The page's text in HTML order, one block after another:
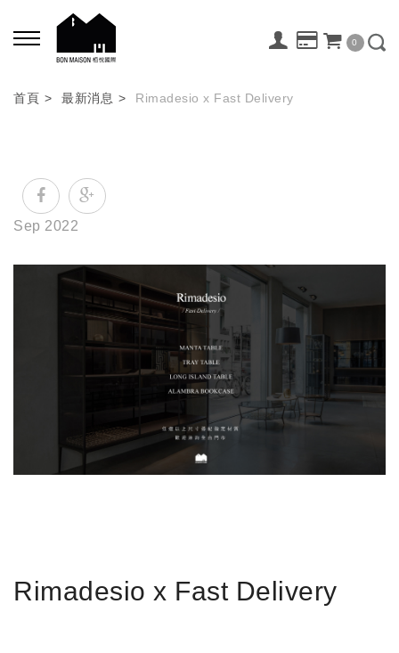
0
首頁 最新消息 Rimadesio x Fast Delivery
Sep 2022
Rimadesio x Fast Delivery